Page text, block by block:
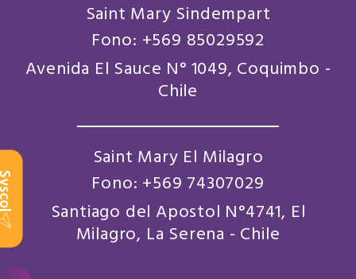
Saint Mary Sindempart
Fono: +569 85029592
Avenida El Sauce N° 1049, Coquimbo -
Chile
Saint Mary El Milagro
Fono: +569 74307029
Santiago del Apostol N°4741, El
Milagro, La Serena - Chile